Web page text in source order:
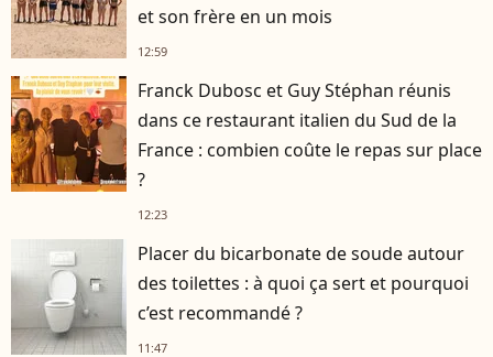
et son frère en un mois
12:59
Franck Dubosc et Guy Stéphan réunis
dans ce restaurant italien du Sud de la
France : combien coûte le repas sur place
?
12:23
Placer du bicarbonate de soude autour
des toilettes : à quoi ça sert et pourquoi
c’est recommandé ?
11:47